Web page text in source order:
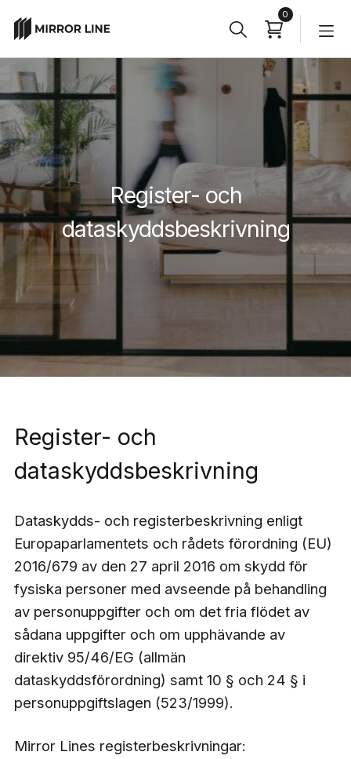
0
Sök
efter:
Sökknapp
Register- och
dataskyddsbeskrivning
Register- och
dataskyddsbeskrivning
Dataskydds- och registerbeskrivning enligt
Europaparlamentets och rådets förordning (EU)
2016/679 av den 27 april 2016 om skydd för
fysiska personer med avseende på behandling
av personuppgifter och om det fria flödet av
sådana uppgifter och om upphävande av
direktiv 95/46/EG (allmän
dataskyddsförordning) samt 10 § och 24 § i
personuppgiftslagen (523/1999)​.
Mirror Lines registerbeskrivningar: